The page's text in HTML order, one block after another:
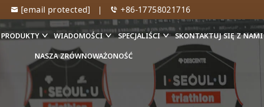
[email protected] | +86-17758021716
PRODUKTY WIADOMOŚCI SPECJALIŚCI SKONTAKTUJ SIĘ Z NAMI
NASZA ZRÓWNOWAŻONOŚĆ